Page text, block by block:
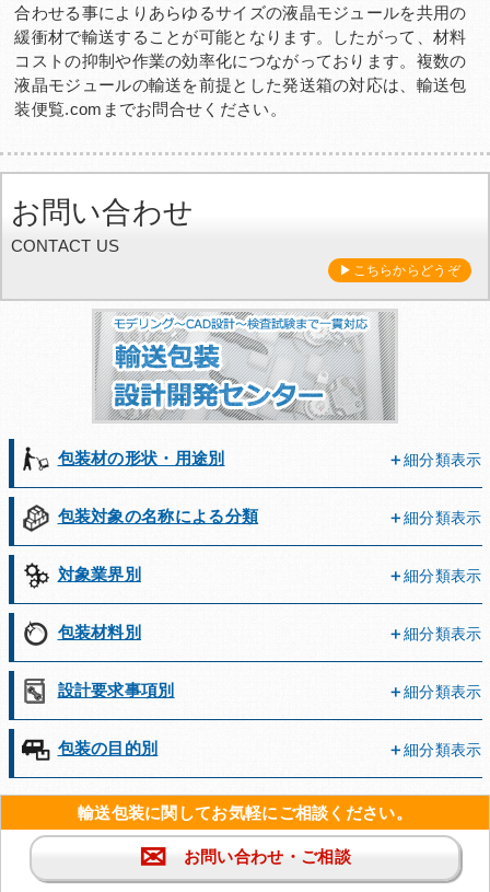
合わせる事によりあらゆるサイズの液晶モジュールを共用の
緩衝材で輸送することが可能となります。したがって、材料
コストの抑制や作業の効率化につながっております。複数の
液晶モジュールの輸送を前提とした発送箱の対応は、輸送包
装便覧.comまでお問合せください。
お問い合わせ
CONTACT US
▶こちらからどうぞ
包装材の形状・用途別 細分類表示
包装対象の名称による分類 細分類表示
対象業界別 細分類表示
包装材料別 細分類表示
設計要求事項別 細分類表示
包装の目的別 細分類表示
輸送包装に関してお気軽にご相談ください。
✉ お問い合わせ・ご相談